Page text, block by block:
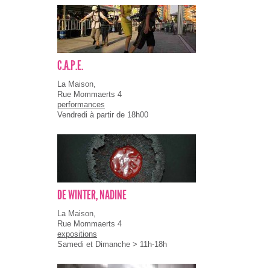
C.A.P.E.
La Maison,
Rue Mommaerts 4
performances
Vendredi à partir de 18h00
DE WINTER, NADINE
La Maison,
Rue Mommaerts 4
expositions
Samedi et Dimanche > 11h-18h